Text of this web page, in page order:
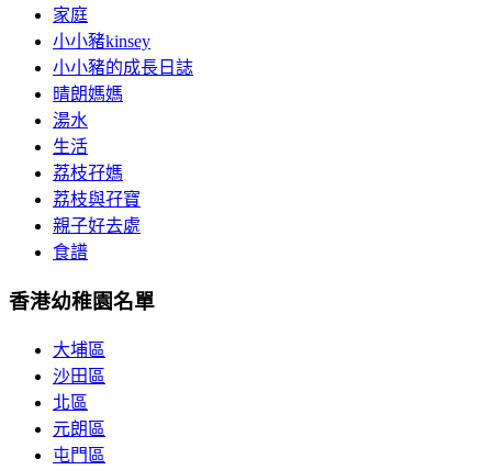
家庭
小小豬kinsey
小小豬的成長日誌
晴朗媽媽
湯水
生活
荔枝孖媽
荔枝與孖寶
親子好去處
食譜
香港幼稚園名單
大埔區
沙田區
北區
元朗區
屯門區